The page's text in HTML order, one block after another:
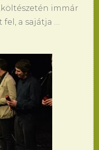
immár
a sajátja …